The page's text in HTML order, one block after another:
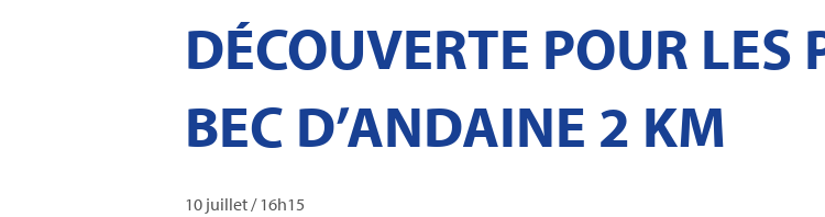
DÉCOUVERTE POUR LES
BEC D’ANDAINE 2 KM
10 juillet / 16h15